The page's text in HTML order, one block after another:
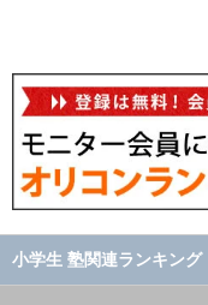
小学生 塾関連ランキング